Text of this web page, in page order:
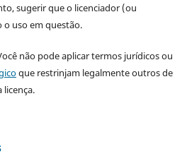
sugerir que o licenciador (ou
o uso em questão.
não pode aplicar termos jurídicos ou
que restrinjam legalmente outros de
licença.